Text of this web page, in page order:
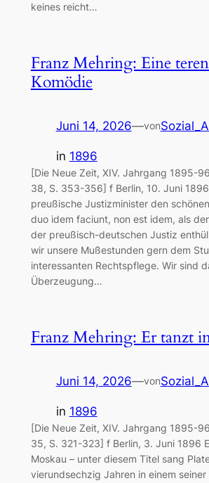
keines reicht…
Franz Mehring: Eine
Komödie
Juni 14, 2026—von
in 1896
[Die Neue Zeit, XIV. Jahrgang 1895-
38, S. 353-356] f Berlin, 10. Juni
preußische Justizminister den
duo idem faciunt, non est idem, als
der preußisch-deutschen Justiz
wir unsere Mußestunden gern dem
interessanten Rechtspflege. Wir sind
Überzeugung…
Franz Mehring: Er tanzt
Juni 14, 2026—von
in 1896
[Die Neue Zeit, XIV. Jahrgang 1895-
35, S. 321-323] f Berlin, 3. Juni 1896
Moskau – unter diesem Titel sang
vierundsechzig Jahren in einem seiner